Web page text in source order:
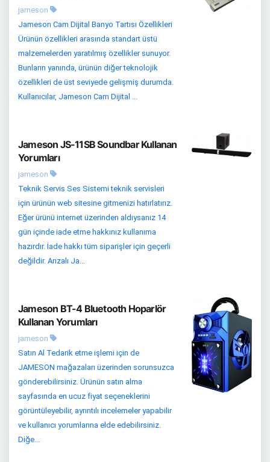
jameson
Jameson Cam Dijital Banyo Tartısı Özellikleri
Ürünün özellikleri arasında standart üstü
malzemelerden yaratılmış özellikler sunuyor.
Bunların yanında, ürünün diğer teknolojik
özellikleri de üst seviyede gelişmiş durumda.
Kullanıcılar, Jameson Cam Dijital ...
Jameson JS-11SB Soundbar Kullanan
Yorumları
jameson
Teknik Servis Ses Sistemi teknik servisleri
için ürünün web sitesine gitmenizi hatırlatırız.
Eğer ürünü internet üzerinden aldıysanız 14
gün içinde iade etme hakkınız kullanıma
hazırdır. İade hakkı tüm siparişler için geçerli
değildir. Arızalı Ja...
Jameson BT-4 Bluetooth Hoparlör
Kullanan Yorumları
jameson
Satın Al Tedarik etme işlemi için de
JAMESON mağazaları üzerinden sorunsuzca
gönderebilirsiniz. Ürünün satın alma
sayfasında en ucuz fiyat seçeneklerini
görüntüleyebilir, ayrıntılı incelemeler yapabilir
ve kullanıcı yorumlarına elde edebilirsiniz.
Diğe...